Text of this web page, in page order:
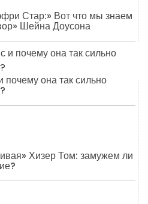
Стар:» Вот что мы знаем
Шейна Доусона
почему она так сильно
Хизер Том: замужем ли